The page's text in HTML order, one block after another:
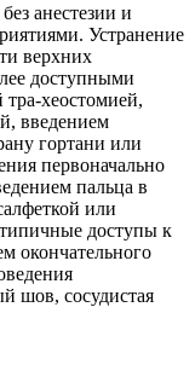
анестезии и
Устранение
верхних
доступными
хеостомией,
введением
гортани или
первоначально
пальца в
или
доступы к
окончательного
шов, сосудистая